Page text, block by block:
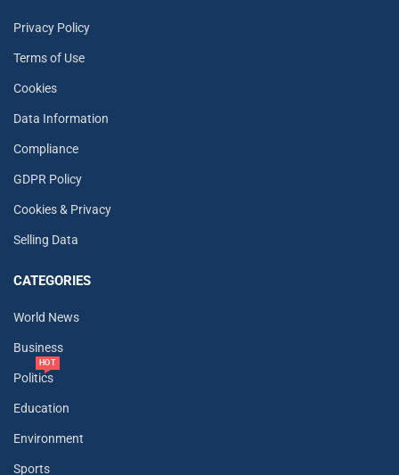
Privacy Policy
Terms of Use
Cookies
Data Information
Compliance
GDPR Policy
Cookies & Privacy
Selling Data
CATEGORIES
World News
Business
Politics
HOT
Education
Environment
Sports